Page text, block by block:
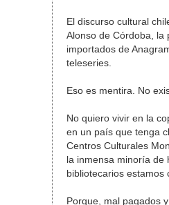
El discurso cultural
Alonso de Córdoba, la
importados de
teleseries.
Eso es mentira. No
No quiero vivir en la
en un país que tenga
Centros Culturales
la inmensa minoría de
bibliotecarios estamos
Porque, mal pagados